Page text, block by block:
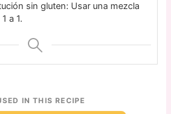
sin gluten: Usar una mezcla
a 1.
IN THIS RECIPE